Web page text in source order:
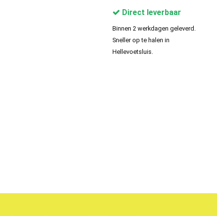
Direct leverbaar
Binnen 2 werkdagen geleverd.
Sneller op te halen in
Hellevoetsluis.